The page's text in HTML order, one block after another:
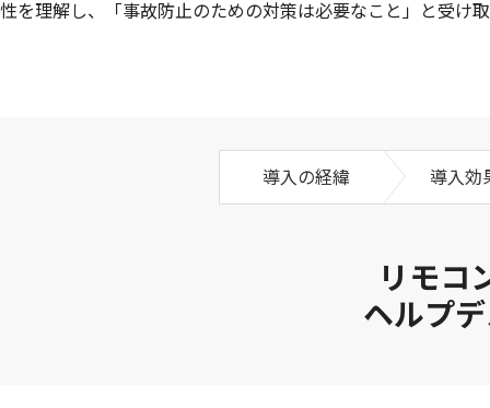
性を理解し、「事故防止のための対策は必要なこと」と受け
リモコ
ヘルプ
導入の経緯 導入効